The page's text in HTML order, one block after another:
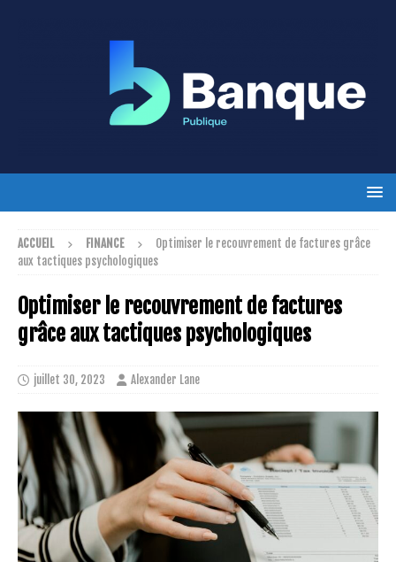
ACCUEIL FINANCE
Optimiser le recouvrement de factures grâce
aux tactiques psychologiques
Optimiser le recouvrement de factures
grâce aux tactiques psychologiques
juillet 30, 2023 Alexander Lane